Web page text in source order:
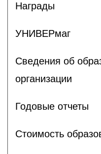
Награды
УНИВЕРмаг
Сведения об
организации
Годовые отчеты
Стоимость